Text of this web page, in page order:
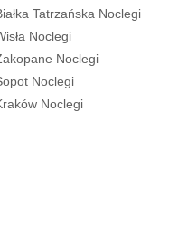
Tatrzańska Noclegi
Noclegi
Noclegi
Noclegi
Noclegi